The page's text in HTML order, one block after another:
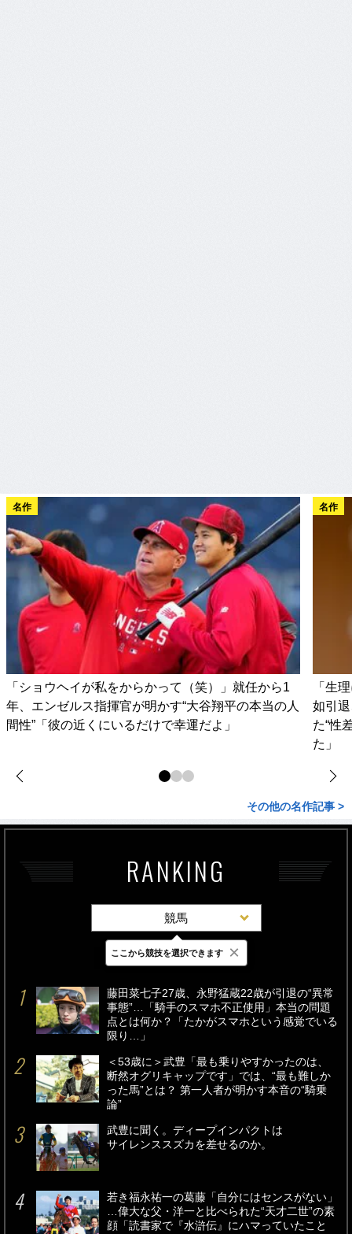
名作
「ショウヘイが私をからかって（笑）」就任から1
年、エンゼルス指揮官が明かす“大谷翔平の本当の人
間性”「彼の近くにいるだけで幸運だよ」
名作
「生
如引
た“性
た」
その他の名作記事 >
RANKING
競馬
最新 24時間 週間
藤田菜七子27歳、永野猛蔵22歳が引退の“異常
事態”…「騎手のスマホ不正使用」本当の問題
点とは何か？「たかがスマホという感覚でいる
限り…」
＜53歳に＞武豊「最も乗りやすかったのは、
断然オグリキャップです」では、“最も難しか
った馬”とは？ 第一人者が明かす本音の“騎乗
論”
武豊に聞く。ディープインパクトは
サイレンススズカを差せるのか。
若き福永祐一の葛藤「自分にはセンスがない」
…偉大な父・洋一と比べられた“天才二世”の素
顔「読書家で『水滸伝』にハマっていたこと
ここから競技を選択できます ×